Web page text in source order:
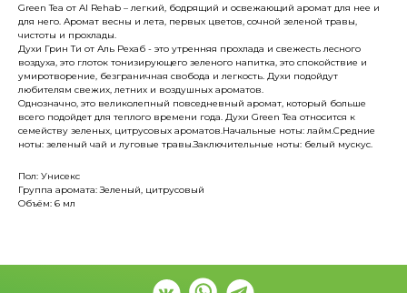
Green Tea от Al Rehab – легкий, бодрящий и освежающий аромат для нее и
для него. Аромат весны и лета, первых цветов, сочной зеленой травы,
чистоты и прохлады.
Духи Грин Ти от Аль Рехаб - это утренняя прохлада и свежесть лесного
воздуха, это глоток тонизирующего зеленого напитка, это спокойствие и
умиротворение, безграничная свобода и легкость. Духи подойдут
любителям свежих, летних и воздушных ароматов.
Однозначно, это великолепный повседневный аромат, который больше
всего подойдет для теплого времени года. Духи Green Tea относится к
семейству зеленых, цитрусовых ароматов.Начальные ноты: лайм.Средние
ноты: зеленый чай и луговые травы.Заключительные ноты: белый мускус.
Пол: Унисекс
Группа аромата: Зеленый, цитрусовый
Объём: 6 мл